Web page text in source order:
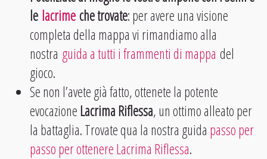
le lacrimeche trovate: per avere una visione
completa della mappa vi rimandiamo alla
nostra guida a tutti i frammenti di mappa del
gioco.
Se non l’avete già fatto, ottenete la potente
evocazioneLacrima Riflessa, un ottimo alleato per
la battaglia. Trovate qua la nostra guida passo per
passo per ottenere Lacrima Riflessa.